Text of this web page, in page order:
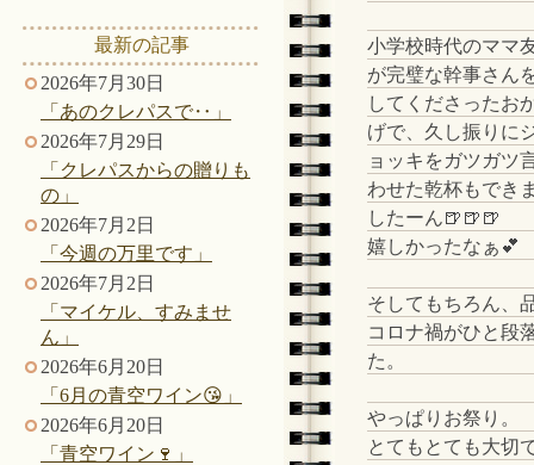
最新の記事
2026年7月30日
「あのクレパスで‥」
2026年7月29日
「クレパスからの贈りも
の」
2026年7月2日
「今週の万里です」
2026年7月2日
「マイケル、すみませ
ん」
2026年6月20日
「6月の青空ワイン😘」
2026年6月20日
「青空ワイン🍷」
小学校時代のママ
が完璧な幹事さん
してくださったお
げで、久し振りに
ョッキをガツガツ
わせた乾杯もでき
したーん🍺🍺🍺
嬉しかったなぁ💕
そしてもちろん、
コロナ禍がひと段
た。
やっぱりお祭り。
とてもとても大切